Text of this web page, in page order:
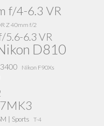
f/4-6.3 VR
Z 40mm f/2
5.6-6.3 VR
D810
Nikon F90Xs
| Sports T-4